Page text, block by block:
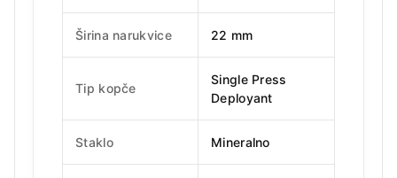
Širina narukvice 22 mm
Tip kopče
Single Press
Deployant
Staklo Mineralno